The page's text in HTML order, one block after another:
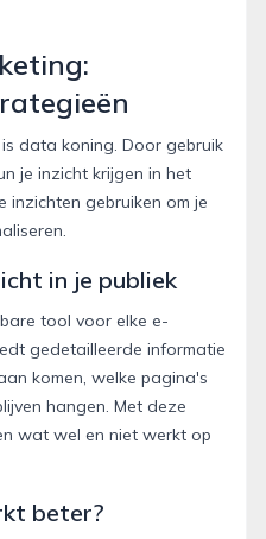
data koning. Door gebruik
je inzicht krijgen in het
gebruiken om je
in je publiek
tool voor elke e-
gedetailleerde informatie
komen, welke pagina's
hangen. Met deze
wat wel en niet werkt op
beter?